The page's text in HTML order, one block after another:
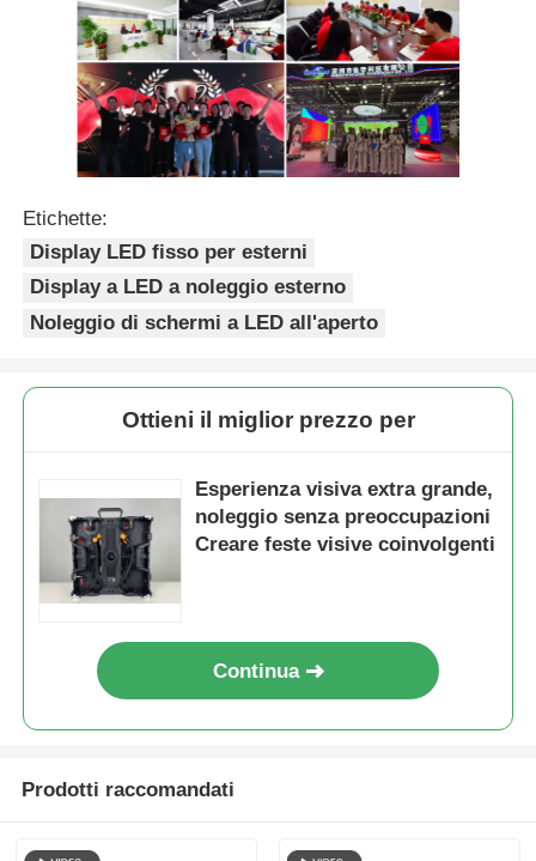
Etichette:
Display LED fisso per esterni
Display a LED a noleggio esterno
Noleggio di schermi a LED all'aperto
Ottieni il miglior prezzo per
Esperienza visiva extra grande,
noleggio senza preoccupazioni
Creare feste visive coinvolgenti
Continua
Prodotti raccomandati